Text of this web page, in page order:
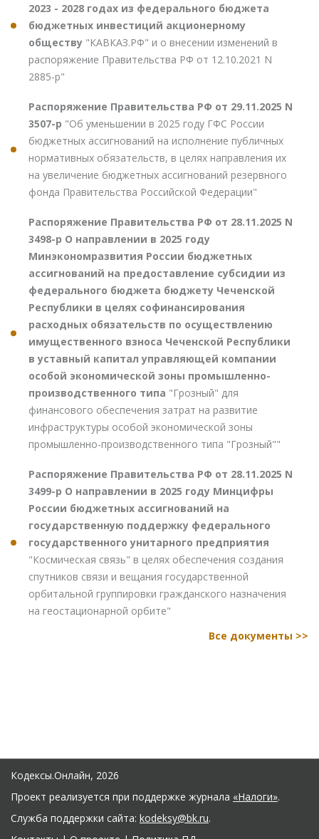
2023 - 2028 годах из федерального бюджета
бюджетных инвестиций акционерному
обществу "КАВКАЗ.РФ" и о внесении изменений в
распоряжение Правительства РФ от 12.10.2021 N
2885-р"
Распоряжение Правительства РФ от 29.11.2025 N
3507-р "Об уменьшении в 2025 году ГФС России
бюджетных ассигнований на исполнение публичных
нормативных обязательств, в целях направления их
на увеличение бюджетных ассигнований резервного
фонда Правительства Российской Федерации"
Распоряжение Правительства РФ от 28.11.2025 N
3498-р О направлении в 2025 году
Минэкономразвития России бюджетных
ассигнований на предоставление субсидии из
федерального бюджета бюджету Чеченской
Республики в целях софинансирования
расходных обязательств по осуществлению
имущественного взноса Чеченской Республики
в уставный капитал управляющей компании
особой экономической зоны промышленно-
производственного типа "Грозный" для
финансового обеспечения затрат на развитие
инфраструктуры особой экономической зоны
промышленно-производственного типа "Грозный""
Распоряжение Правительства РФ от 28.11.2025 N
3499-р О направлении в 2025 году Минцифры
России бюджетных ассигнований на
государственную поддержку федерального
государственного унитарного предприятия
"Космическая связь" в целях обеспечения создания
спутников связи и вещания государственной
орбитальной группировки гражданского назначения
на геостационарной орбите"
Все документы >>
Кодексы.Онлайн, 2026
Проект реализуется при поддержке журнала «Налоги».
Служба поддержки сайта: kodeksy@bk.ru.